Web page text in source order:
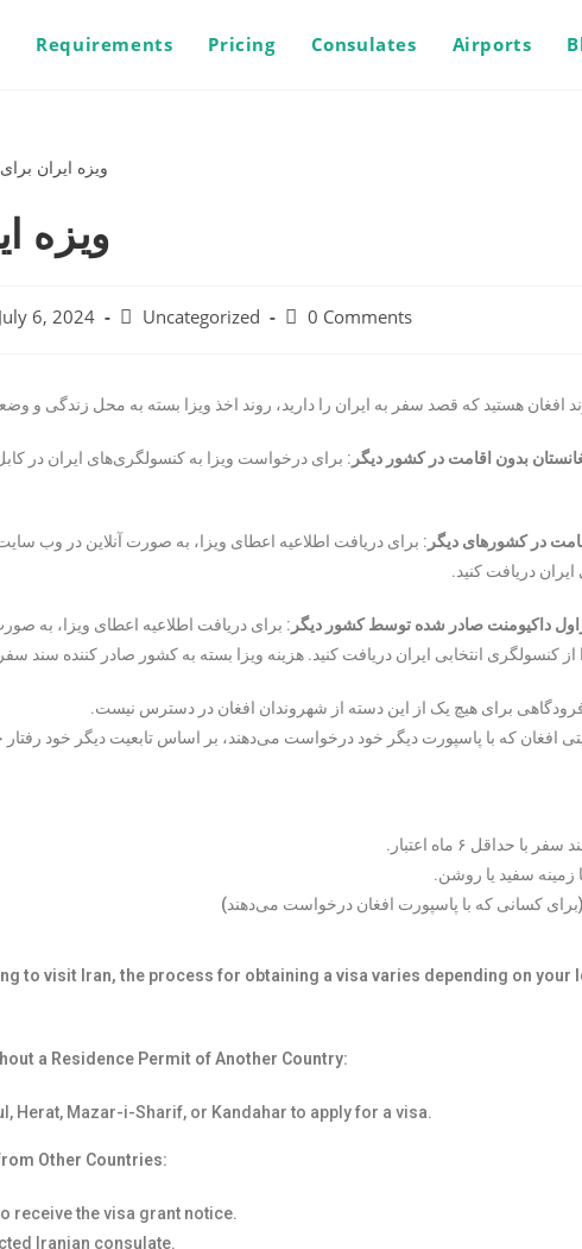
Requirements Pricing Consulates Airports
ویزه
July 6, 2024 Uncategorized 0 Comments
افغان هستید که قصد سفر به ایران را دارید، روند اخذ ویزا بسته به محل زندگی و
بدون اقامت در کشور دیگر : برای درخواست ویزا به کنسولگری‌های ایران در
در کشورهای دیگر : برای دریافت اطلاعیه اعطای ویزا، به صورت آنلاین در وب
دریافت کنید.
داکیومنت صادر شده توسط کشور دیگر : برای دریافت اطلاعیه اعطای ویزا، به
از کنسولگری انتخابی ایران دریافت کنید. هزینه ویزا بسته به کشور صادر کننده سند
برای هیچ یک از این دسته از شهروندان افغان در دسترس نیست.
افغان که با پاسپورت دیگر خود درخواست می‌دهند، بر اساس تابعیت دیگر خود رفتار
حداقل ۶ ماه اعتبار.
سفید یا روشن.
کسانی که با پاسپورت افغان درخواست می‌دهند)
to visit Iran, the process for obtaining a visa varies depending on your
a Residence Permit of Another Country:
Herat, Mazar-i-Sharif, or Kandahar to apply for a visa.
Other Countries:
receive the visa grant notice.
Iranian consulate.